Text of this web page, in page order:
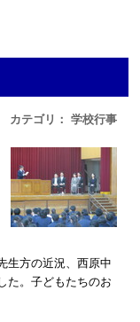
カテゴリ： 学校行事
生方の近況、西原中
た。子どもたちのお